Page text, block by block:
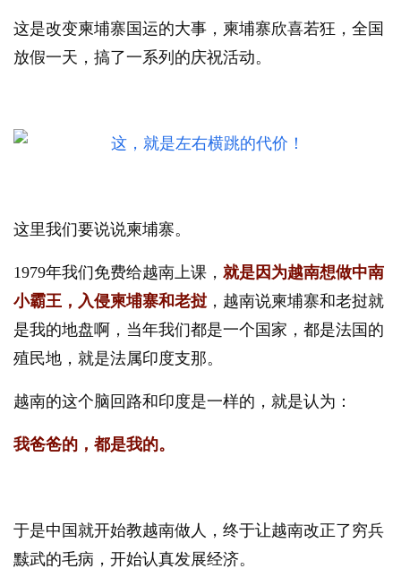
这是改变柬埔寨国运的大事，柬埔寨欣喜若狂，全国
放假一天，搞了一系列的庆祝活动。
这里我们要说说柬埔寨。
1979年我们免费给越南上课， 就是因为越南想做中南
小霸王，入侵柬埔寨和老挝，越南说柬埔寨和老挝就
是我的地盘啊，当年我们都是一个国家，都是法国的
殖民地，就是法属印度支那。
越南的这个脑回路和印度是一样的，就是认为：
我爸爸的，都是我的。
于是中国就开始教越南做人，终于让越南改正了穷兵
黩武的毛病，开始认真发展经济。